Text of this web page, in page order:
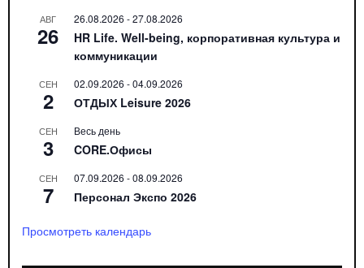
АВГ
26
26.08.2026 -27.08.2026
HR Life. Well-being, корпоративная культура и
коммуникации
СЕН
2
02.09.2026 -04.09.2026
ОТДЫХ Leisure 2026
СЕН
3
Весь день
CORE.Офисы
СЕН
7
07.09.2026 -08.09.2026
Персонал Экспо 2026
Просмотреть календарь